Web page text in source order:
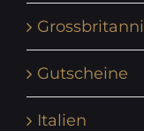
Gutscheine
Italien